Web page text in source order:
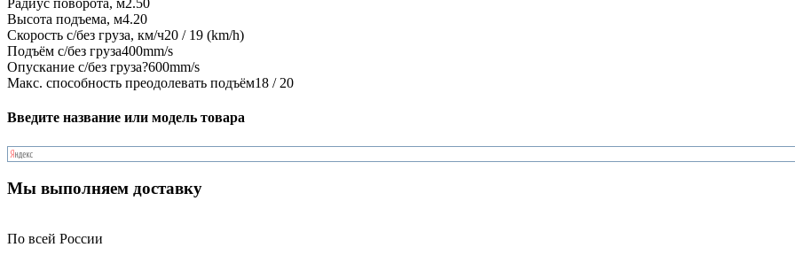
Радиус поворота, м2.50
Высота подъема, м4.20
Скорость с/без груза, км/ч20 / 19 (km/h)
Подъём с/без груза400mm/s
Опускание с/без груза?600mm/s
Макс. способность преодолевать подъём18 / 20
Введите название или модель товара
Мы выполняем доставку
По всей России